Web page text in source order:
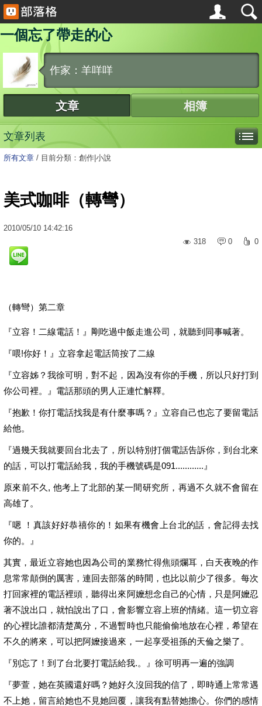
一個忘了帶走的心
作家：羊咩咩
文章 相簿
文章列表
所有文章 / 目前分類：創作|小說
美式咖啡（轉彎）
2010/05/10 14:42:16
318
0 0
（轉彎）第二章
『立容！二線電話！』剛吃過中飯走進公司，就聽到同事喊著。
『喂!你好！』立容拿起電話筒按了二線
『立容姊？我徐可明，對不起，因為沒有你的手機，所以只好打到
你公司裡。』電話那頭的男人正連忙解釋。
『抱歉！你打電話找我是有什麼事嗎？』立容自己也忘了要留電話
給他。
『過幾天我就要回台北去了，所以特別打個電話告訴你，到台北來
的話，可以打電話給我，我的手機號碼是091............』
原來前不久, 他考上了北部的某一間研究所，再過不久就不會留在
高雄了。
『嗯 ！真該好好恭禧你的！如果有機會上台北的話，會記得去找
你的。』
其實，最近立容她也因為公司的業務忙得焦頭爛耳，白天夜晚的作
息常常顛倒的厲害，連回去部落的時間，也比以前少了很多。每次
打回家裡的電話裡頭，聽得出來阿嬤想念自己的心情，只是阿嬤忍
著不說出口，就怕說出了口，會影響立容上班的情緒。這一切立容
的心裡比誰都清楚萬分，不過暫時也只能偷偷地放在心裡，希望在
不久的將來，可以把阿嬤接過來，一起享受祖孫的天倫之樂了。
『別忘了！到了台北要打電話給我.。』徐可明再一遍的強調
『夢萱，她在英國還好嗎？她好久沒回我的信了，即時通上常常遇
不上她，留言給她也不見她回覆，讓我有點替她擔心。你們的感情